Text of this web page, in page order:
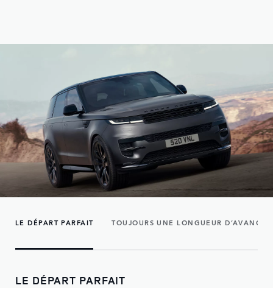
LE DÉPART PARFAIT TOUJOURS UNE LONGUEUR D’AVANCE
LE DÉPART PARFAIT